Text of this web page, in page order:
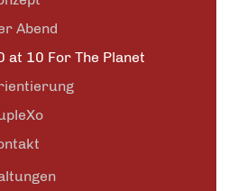
Abend
at 10 For The Planet